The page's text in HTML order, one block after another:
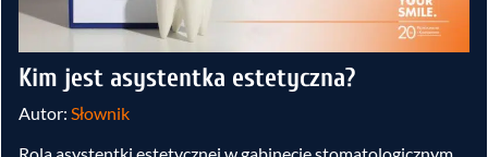
Kim jest asystentka estetyczna?
Autor: Słownik